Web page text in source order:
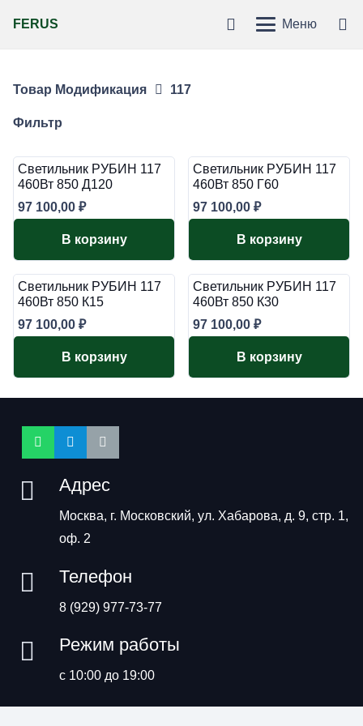
FERUS Меню
Товар Модификация 117
Фильтр
Светильник РУБИН 117
460Вт 850 Д120
97 100,00 ₽
В корзину
Светильник РУБИН 117
460Вт 850 Г60
97 100,00 ₽
В корзину
Светильник РУБИН 117
460Вт 850 К15
97 100,00 ₽
В корзину
Светильник РУБИН 117
460Вт 850 К30
97 100,00 ₽
В корзину
Адрес
Москва, г. Московский, ул. Хабарова, д. 9, стр. 1,
оф. 2
Телефон
8 (929) 977-73-77
Режим работы
с 10:00 до 19:00